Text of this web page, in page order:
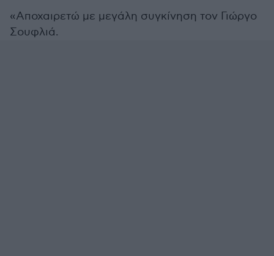
«Αποχαιρετώ με μεγάλη συγκίνηση τον Γιώργο
Σουφλιά.